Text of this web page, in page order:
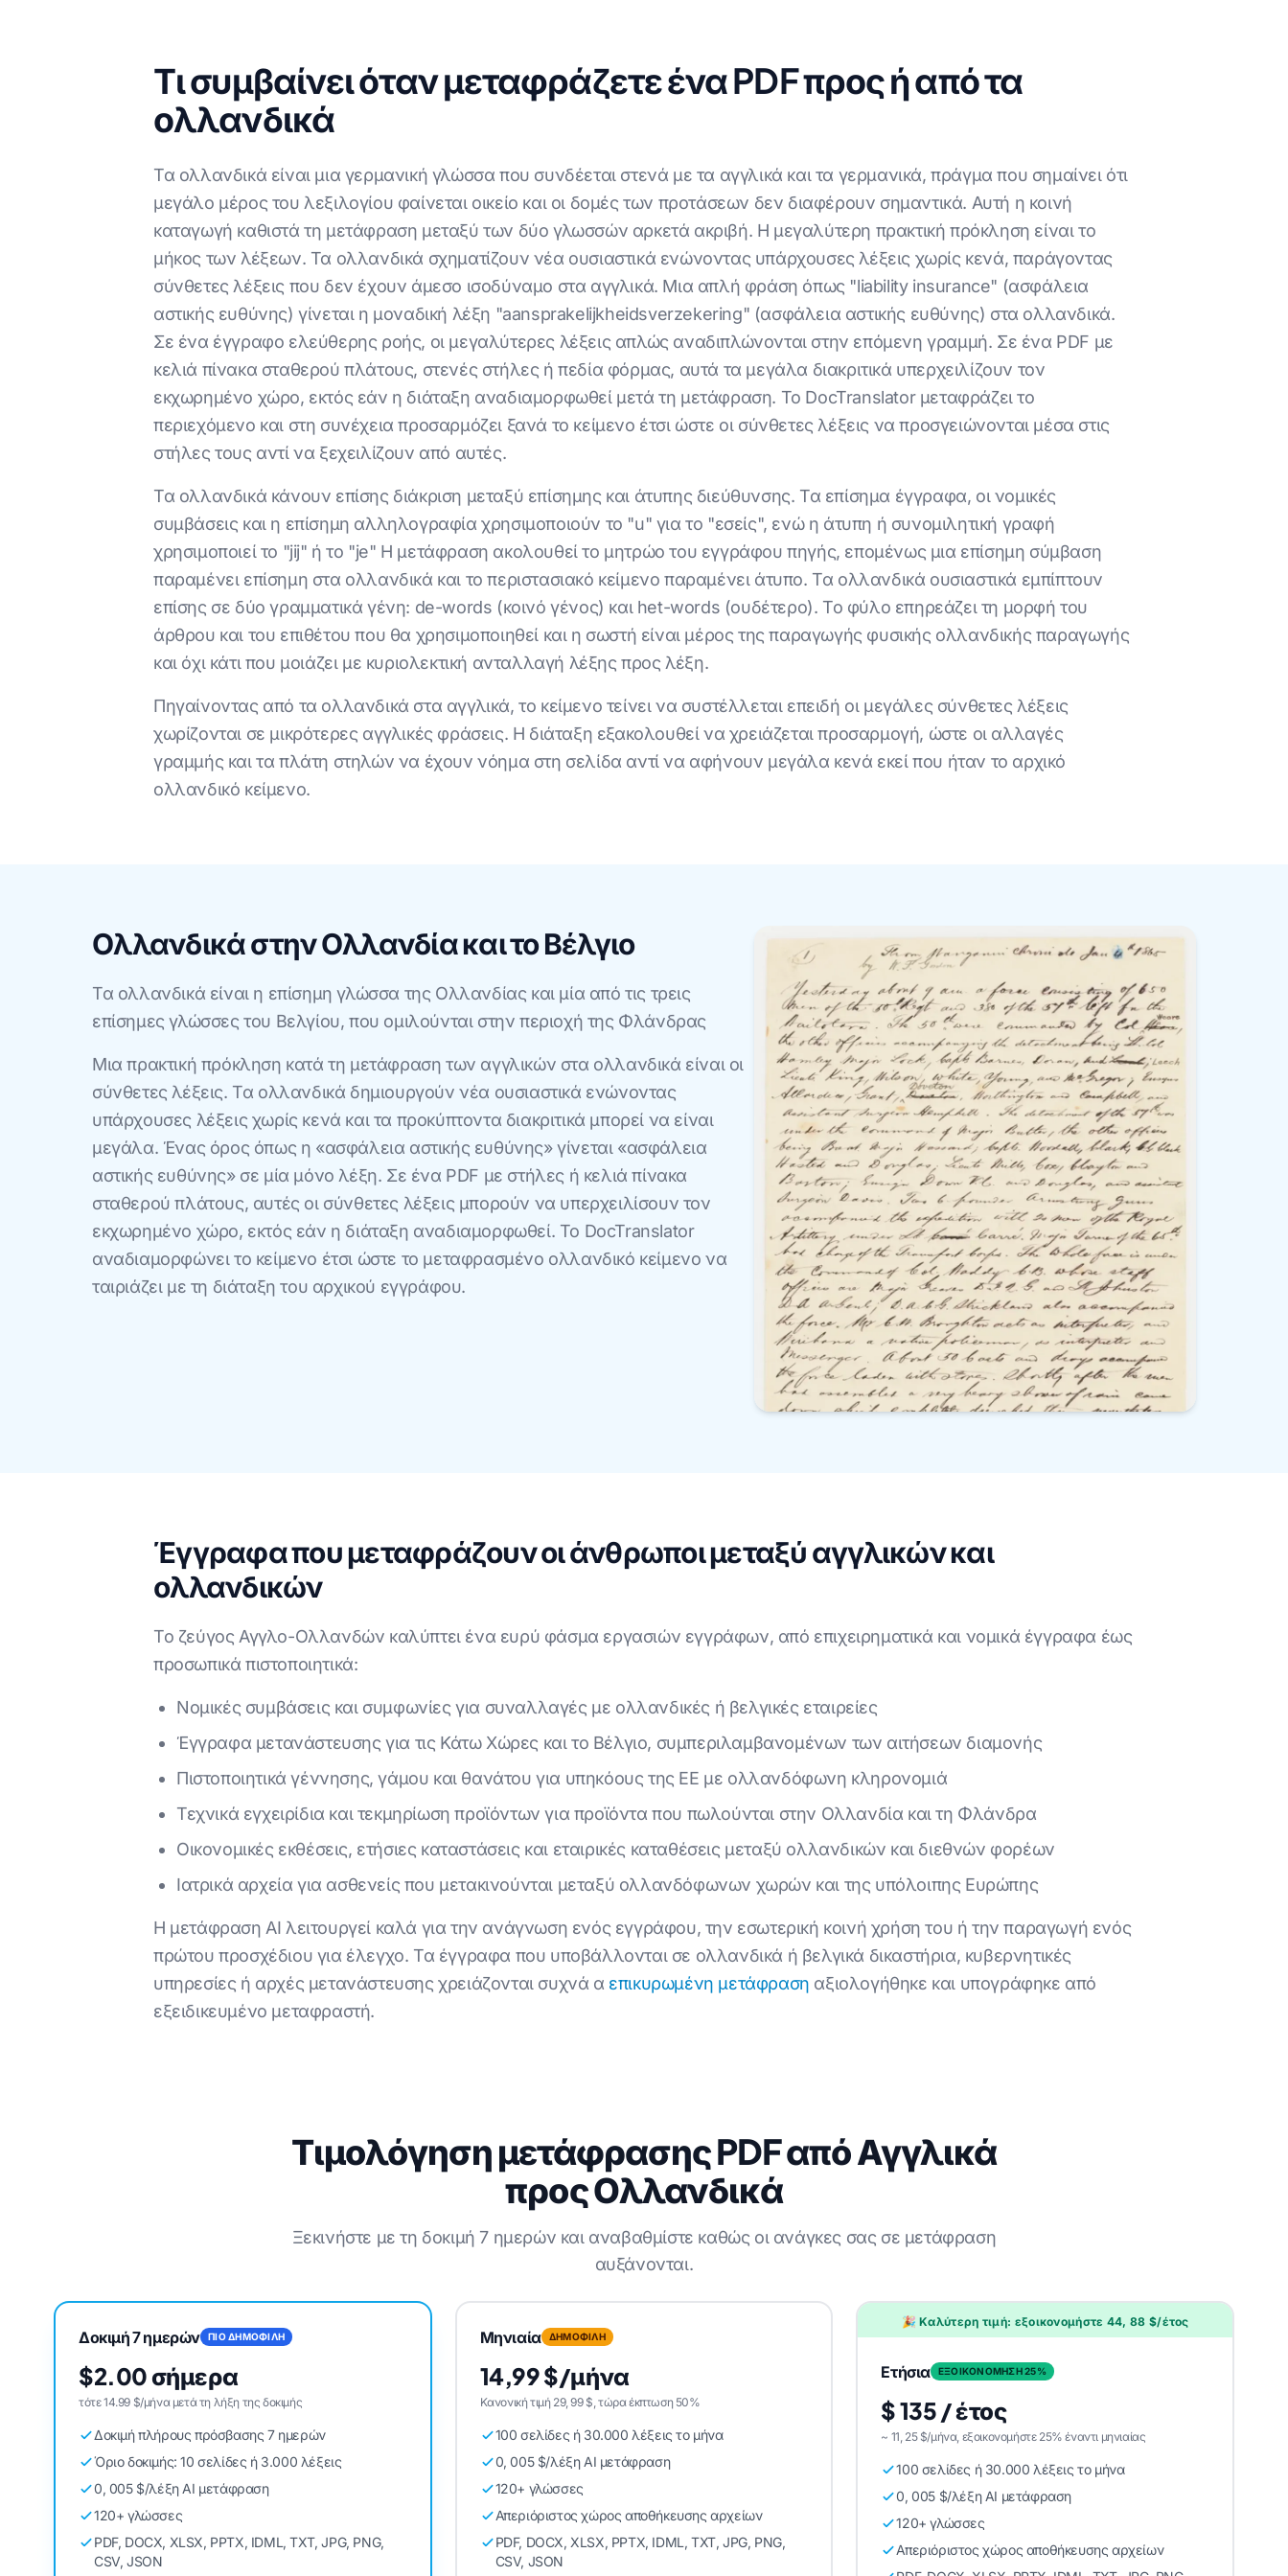
Τι συμβαίνει όταν μεταφράζετε ένα PDF προς ή από τα
ολλανδικά
Τα ολλανδικά είναι μια γερμανική γλώσσα που συνδέεται στενά με τα αγγλικά και τα γερμανικά, πράγμα που σημαίνει ότι
μεγάλο μέρος του λεξιλογίου φαίνεται οικείο και οι δομές των προτάσεων δεν διαφέρουν σημαντικά. Αυτή η κοινή
καταγωγή καθιστά τη μετάφραση μεταξύ των δύο γλωσσών αρκετά ακριβή. Η μεγαλύτερη πρακτική πρόκληση είναι το
μήκος των λέξεων. Τα ολλανδικά σχηματίζουν νέα ουσιαστικά ενώνοντας υπάρχουσες λέξεις χωρίς κενά, παράγοντας
σύνθετες λέξεις που δεν έχουν άμεσο ισοδύναμο στα αγγλικά. Μια απλή φράση όπως "liability insurance" (ασφάλεια
αστικής ευθύνης) γίνεται η μοναδική λέξη "aansprakelijkheidsverzekering" (ασφάλεια αστικής ευθύνης) στα ολλανδικά.
Σε ένα έγγραφο ελεύθερης ροής, οι μεγαλύτερες λέξεις απλώς αναδιπλώνονται στην επόμενη γραμμή. Σε ένα PDF με
κελιά πίνακα σταθερού πλάτους, στενές στήλες ή πεδία φόρμας, αυτά τα μεγάλα διακριτικά υπερχειλίζουν τον
εκχωρημένο χώρο, εκτός εάν η διάταξη αναδιαμορφωθεί μετά τη μετάφραση. Το DocTranslator μεταφράζει το
περιεχόμενο και στη συνέχεια προσαρμόζει ξανά το κείμενο έτσι ώστε οι σύνθετες λέξεις να προσγειώνονται μέσα στις
στήλες τους αντί να ξεχειλίζουν από αυτές.
Τα ολλανδικά κάνουν επίσης διάκριση μεταξύ επίσημης και άτυπης διεύθυνσης. Τα επίσημα έγγραφα, οι νομικές
συμβάσεις και η επίσημη αλληλογραφία χρησιμοποιούν το "u" για το "εσείς", ενώ η άτυπη ή συνομιλητική γραφή
χρησιμοποιεί το "jij" ή το "je" Η μετάφραση ακολουθεί το μητρώο του εγγράφου πηγής, επομένως μια επίσημη σύμβαση
παραμένει επίσημη στα ολλανδικά και το περιστασιακό κείμενο παραμένει άτυπο. Τα ολλανδικά ουσιαστικά εμπίπτουν
επίσης σε δύο γραμματικά γένη: de-words (κοινό γένος) και het-words (ουδέτερο). Το φύλο επηρεάζει τη μορφή του
άρθρου και του επιθέτου που θα χρησιμοποιηθεί και η σωστή είναι μέρος της παραγωγής φυσικής ολλανδικής παραγωγής
και όχι κάτι που μοιάζει με κυριολεκτική ανταλλαγή λέξης προς λέξη.
Πηγαίνοντας από τα ολλανδικά στα αγγλικά, το κείμενο τείνει να συστέλλεται επειδή οι μεγάλες σύνθετες λέξεις
χωρίζονται σε μικρότερες αγγλικές φράσεις. Η διάταξη εξακολουθεί να χρειάζεται προσαρμογή, ώστε οι αλλαγές
γραμμής και τα πλάτη στηλών να έχουν νόημα στη σελίδα αντί να αφήνουν μεγάλα κενά εκεί που ήταν το αρχικό
ολλανδικό κείμενο.
Ολλανδικά στην Ολλανδία και το Βέλγιο
Τα ολλανδικά είναι η επίσημη γλώσσα της Ολλανδίας και μία από τις τρεις
επίσημες γλώσσες του Βελγίου, που ομιλούνται στην περιοχή της Φλάνδρας
Μια πρακτική πρόκληση κατά τη μετάφραση των αγγλικών στα ολλανδικά είναι οι
σύνθετες λέξεις. Τα ολλανδικά δημιουργούν νέα ουσιαστικά ενώνοντας
υπάρχουσες λέξεις χωρίς κενά και τα προκύπτοντα διακριτικά μπορεί να είναι
μεγάλα. Ένας όρος όπως η «ασφάλεια αστικής ευθύνης» γίνεται «ασφάλεια
αστικής ευθύνης» σε μία μόνο λέξη. Σε ένα PDF με στήλες ή κελιά πίνακα
σταθερού πλάτους, αυτές οι σύνθετες λέξεις μπορούν να υπερχειλίσουν τον
εκχωρημένο χώρο, εκτός εάν η διάταξη αναδιαμορφωθεί. Το DocTranslator
αναδιαμορφώνει το κείμενο έτσι ώστε το μεταφρασμένο ολλανδικό κείμενο να
ταιριάζει με τη διάταξη του αρχικού εγγράφου.
Έγγραφα που μεταφράζουν οι άνθρωποι μεταξύ αγγλικών και
ολλανδικών
Το ζεύγος Αγγλο-Ολλανδών καλύπτει ένα ευρύ φάσμα εργασιών εγγράφων, από επιχειρηματικά και νομικά έγγραφα έως
προσωπικά πιστοποιητικά:
Νομικές συμβάσεις και συμφωνίες για συναλλαγές με ολλανδικές ή βελγικές εταιρείες
Έγγραφα μετανάστευσης για τις Κάτω Χώρες και το Βέλγιο, συμπεριλαμβανομένων των αιτήσεων διαμονής
Πιστοποιητικά γέννησης, γάμου και θανάτου για υπηκόους της ΕΕ με ολλανδόφωνη κληρονομιά
Τεχνικά εγχειρίδια και τεκμηρίωση προϊόντων για προϊόντα που πωλούνται στην Ολλανδία και τη Φλάνδρα
Οικονομικές εκθέσεις, ετήσιες καταστάσεις και εταιρικές καταθέσεις μεταξύ ολλανδικών και διεθνών φορέων
Ιατρικά αρχεία για ασθενείς που μετακινούνται μεταξύ ολλανδόφωνων χωρών και της υπόλοιπης Ευρώπης
Η μετάφραση AI λειτουργεί καλά για την ανάγνωση ενός εγγράφου, την εσωτερική κοινή χρήση του ή την παραγωγή ενός
πρώτου προσχέδιου για έλεγχο. Τα έγγραφα που υποβάλλονται σε ολλανδικά ή βελγικά δικαστήρια, κυβερνητικές
υπηρεσίες ή αρχές μετανάστευσης χρειάζονται συχνά α επικυρωμένη μετάφραση αξιολογήθηκε και υπογράφηκε από
εξειδικευμένο μεταφραστή.
Τιμολόγηση μετάφρασης PDF από Αγγλικά
προς Ολλανδικά
Ξεκινήστε με τη δοκιμή 7 ημερών και αναβαθμίστε καθώς οι ανάγκες σας σε μετάφραση
αυξάνονται.
Δοκιμή 7 ημερών ΠΙΟ ΔΗΜΟΦΙΛΗ
$2.00 σήμερα
τότε 14.99 $/μήνα μετά τη λήξη της δοκιμής
Δοκιμή πλήρους πρόσβασης 7 ημερών
Όριο δοκιμής: 10 σελίδες ή 3.000 λέξεις
0, 005 $/λέξη AI μετάφραση
120+ γλώσσες
PDF, DOCX, XLSX, PPTX, IDML, TXT, JPG, PNG,
CSV, JSON
Μηνιαία ΔΗΜΟΦΙΛΗ
14,99 $/μήνα
Κανονική τιμή 29, 99 $, τώρα έκπτωση 50%
100 σελίδες ή 30.000 λέξεις το μήνα
0, 005 $/λέξη AI μετάφραση
120+ γλώσσες
Απεριόριστος χώρος αποθήκευσης αρχείων
PDF, DOCX, XLSX, PPTX, IDML, TXT, JPG, PNG,
CSV, JSON
🎉 Καλύτερη τιμή: εξοικονομήστε 44, 88 $/έτος
Ετήσια ΕΞΟΙΚΟΝΟΜΗΣΗ 25%
$ 135 / έτος
~ 11, 25 $/μήνα, εξοικονομήστε 25% έναντι μηνιαίας
100 σελίδες ή 30.000 λέξεις το μήνα
0, 005 $/λέξη AI μετάφραση
120+ γλώσσες
Απεριόριστος χώρος αποθήκευσης αρχείων